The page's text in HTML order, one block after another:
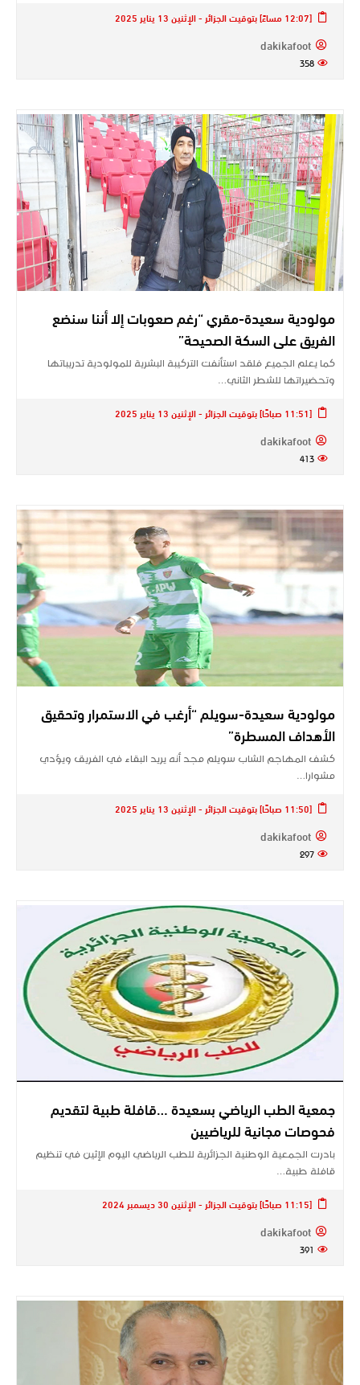
[12:07 مساءً] بتوقيت الجزائر - الإثنين 13 يناير 2025
dakikafoot
358
مولودية سعيدة-مقري “رغم صعوبات إلا أننا سنضع
الفريق على السكة الصحيحة”
كما يعلم الجميع فلقد استأنفت التركيبة البشرية للمولودية تدريباتها
وتحضيراتها للشطر الثاني…
[11:51 صباحًا] بتوقيت الجزائر - الإثنين 13 يناير 2025
dakikafoot
413
مولودية سعيدة-سويلم “أرغب في الاستمرار وتحقيق
الأهداف المسطرة”
كشف المهاجم الشاب سويلم مجد أنه يريد البقاء في الفريق ويؤدي
مشوارا…
[11:50 صباحًا] بتوقيت الجزائر - الإثنين 13 يناير 2025
dakikafoot
297
جمعية الطب الرياضي بسعيدة …قافلة طبية لتقديم
فحوصات مجانية للرياضيين
بادرت الجمعية الوطنية الجزائرية للطب الرياضي اليوم الإثين في تنظيم
قافلة طبية…
[11:15 صباحًا] بتوقيت الجزائر - الإثنين 30 ديسمبر 2024
dakikafoot
391